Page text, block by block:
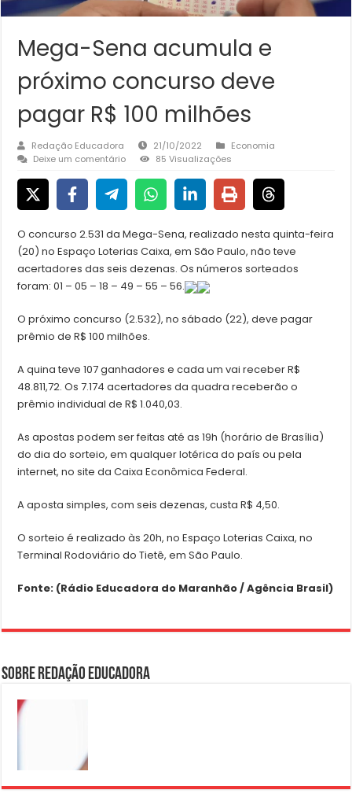
Mega-Sena acumula e
próximo concurso deve
pagar R$ 100 milhões
Redação Educadora 21/10/2022
Economia
Deixe um comentário
85 Visualizações
O concurso 2.531 da Mega-Sena, realizado nesta quinta-feira
(20) no Espaço Loterias Caixa, em São Paulo, não teve
acertadores das seis dezenas. Os números sorteados
foram: 01 – 05 – 18 – 49 – 55 – 56.
O próximo concurso (2.532), no sábado (22), deve pagar
prêmio de R$ 100 milhões.
A quina teve 107 ganhadores e cada um vai receber R$
48.811,72. Os 7.174 acertadores da quadra receberão o
prêmio individual de R$ 1.040,03.
As apostas podem ser feitas até as 19h (horário de Brasília)
do dia do sorteio, em qualquer lotérica do país ou pela
internet, no site da Caixa Econômica Federal.
A aposta simples, com seis dezenas, custa R$ 4,50.
O sorteio é realizado às 20h, no Espaço Loterias Caixa, no
Terminal Rodoviário do Tietê, em São Paulo.
Fonte: (Rádio Educadora do Maranhão / Agência Brasil)
Sobre Redação Educadora